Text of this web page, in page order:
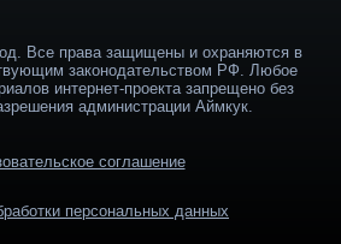
Все права защищены и охраняются в
законодательством РФ. Любое
интернет-проекта запрещено без
администрации Аймкук.
соглашение
персональных данных